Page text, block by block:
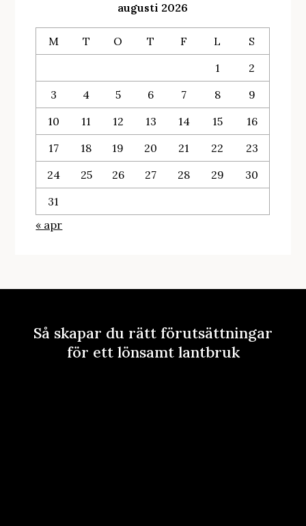
augusti 2026
M T O T F L
S
1
2
3
4 5 6 7 8
9
10
11 12 13 14 15
16
17
18 19 20 21 22
23
24
25 26 27 28 29
30
31
« apr
Så skapar du rätt förutsättningar
för ett lönsamt lantbruk